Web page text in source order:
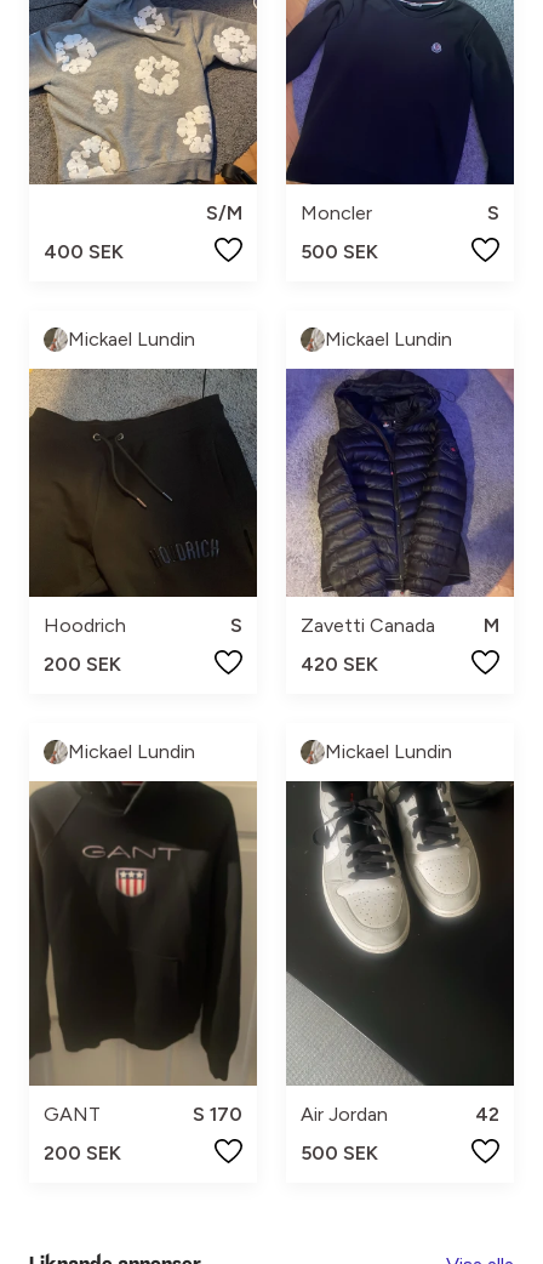
S/M
400 SEK
Moncler
S
500 SEK
Mickael Lundin
Hoodrich
S
200 SEK
Mickael Lundin
Zavetti Canada
M
420 SEK
Mickael Lundin
GANT
S 170
200 SEK
Mickael Lundin
Air Jordan
42
500 SEK